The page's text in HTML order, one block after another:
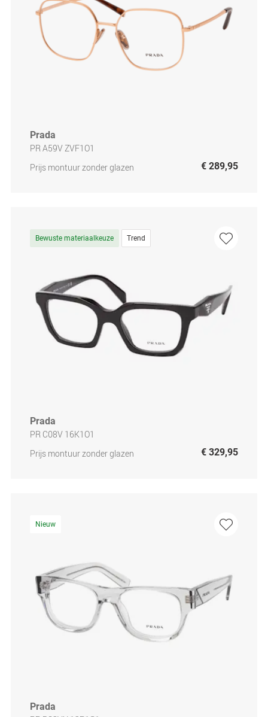
Prada
PR A59V ZVF1O1
Prijs montuur zonder glazen
€ 289,95
Bewuste materiaalkeuze Trend
Prada
PR C08V 16K1O1
Prijs montuur zonder glazen
€ 329,95
Nieuw
Prada